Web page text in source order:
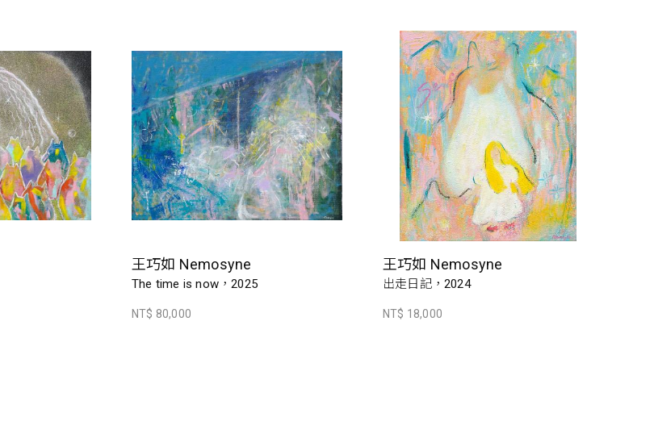
王巧如 Nemosyne
The time is now，2025
NT$ 80,000
王巧如 Nemosyne
出走日記，2024
NT$ 18,000